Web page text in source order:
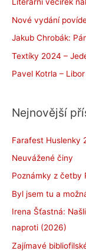
Literární večírek
Nové vydání
Jakub Chrobák:
Textíky 2024 –
Pavel Kotrla –
Nejnovější
Farafest Huslenky
Neuvážené činy
Poznámky z četby
Byl jsem tu a
Irena Šťastná:
naproti (2026)
Zajímavé